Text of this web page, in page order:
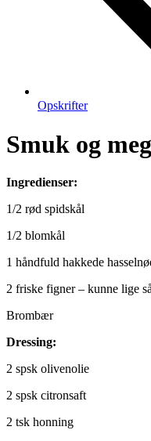
Opskrifter
Smuk og
Ingredienser:
1/2 rød spidskål
1/2 blomkål
1 håndfuld hakkede
2 friske figner – kunne lige
Brombær
Dressing:
2 spsk olivenolie
2 spsk citronsaft
2 tsk honning